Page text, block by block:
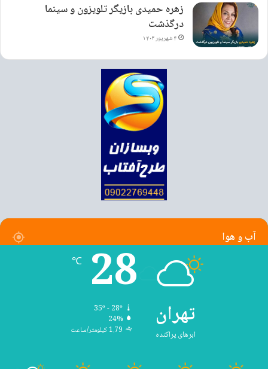
زهره حمیدی بازیگر تلویزون و سینما
درگذشت
۴ شهریور ۱۴۰۳
آب و هوا
تهران
ابرهای پراکنده
28
℃
35º - 28º
24%
1.79 کیلومتر/ساعت